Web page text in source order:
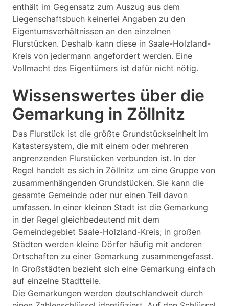
enthält im Gegensatz zum Auszug aus dem
Liegenschaftsbuch keinerlei Angaben zu den
Eigentumsverhältnissen an den einzelnen
Flurstücken. Deshalb kann diese in Saale-Holzland-
Kreis von jedermann angefordert werden. Eine
Vollmacht des Eigentümers ist dafür nicht nötig.
Wissenswertes über die
Gemarkung in Zöllnitz
Das Flurstück ist die größte Grundstückseinheit im
Katastersystem, die mit einem oder mehreren
angrenzenden Flurstücken verbunden ist. In der
Regel handelt es sich in Zöllnitz um eine Gruppe von
zusammenhängenden Grundstücken. Sie kann die
gesamte Gemeinde oder nur einen Teil davon
umfassen. In einer kleinen Stadt ist die Gemarkung
in der Regel gleichbedeutend mit dem
Gemeindegebiet Saale-Holzland-Kreis; in großen
Städten werden kleine Dörfer häufig mit anderen
Ortschaften zu einer Gemarkung zusammengefasst.
In Großstädten bezieht sich eine Gemarkung einfach
auf einzelne Stadtteile.
Die Gemarkungen werden deutschlandweit durch